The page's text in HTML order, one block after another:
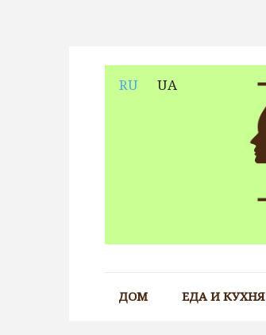
RU UA
ДОМ ЕДА И КУХНЯ